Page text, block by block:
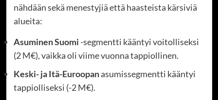
nähdään sekä menestyjiä että haasteista kärsiviä
alueita:
Asuminen Suomi -segmentti kääntyi voitolliseksi
(2 M€), vaikka oli viime vuonna tappiollinen.
Keski- ja Itä-Euroopanasumissegmentti kääntyi
tappiolliseksi (-2 M€).